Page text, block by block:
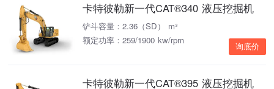
卡特彼勒新一代CAT®340 液压挖掘机
铲斗容量：2.36（SD） m³
额定功率：259/1900 kw/rpm
询底价
卡特彼勒新一代CAT®395 液压挖掘机